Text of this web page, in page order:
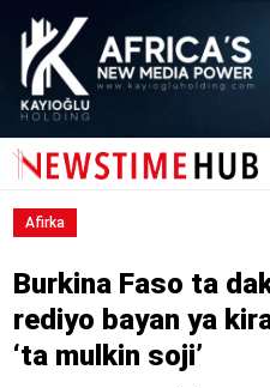
Afirka
Burkina Faso ta
rediyo bayan ya
‘ta mulkin soji’